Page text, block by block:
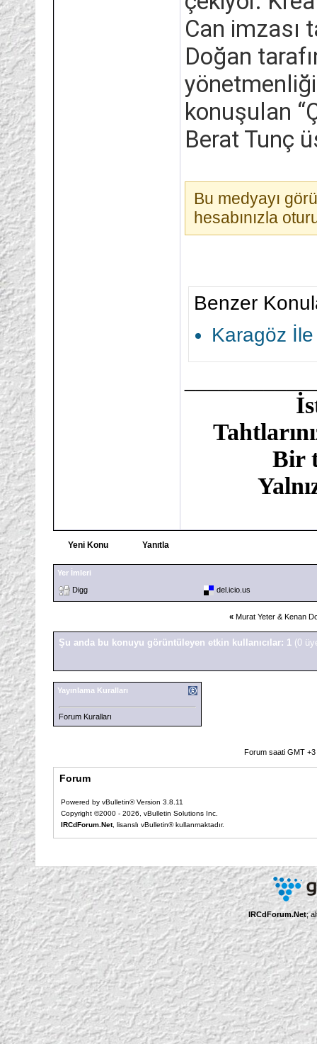
Can imzası
Doğan
konuşulan
Berat Tunç
Bu medyayı
hesabınızla
Benzer
Karagöz
Bir
Yeni Konu Yanıtla
Yer İmleri
Digg
del.icio.us
« Murat Yeter & Kenan
Şu anda bu konuyu görüntüleyen etkin kullanıcılar: 1 (0
Yayınlama Kuralları
Forum Kuralları
Forum saati GMT
Forum
Powered by vBulletin® Version 3.8.11
Copyright ©2000 - 2026, vBulletin Solutions Inc.
IRCdForum.Net, lisanslı vBulletin® kullanmaktadır.
IRCdForum.Net;